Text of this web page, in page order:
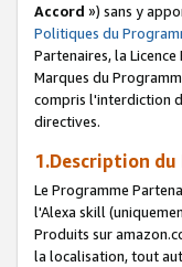
Accord ») sans y
Politiques du
Partenaires, la
Marques du
compris l'interdiction
directives.
1.Description
Le Programme
l'Alexa skill
Produits sur
la localisation, tout